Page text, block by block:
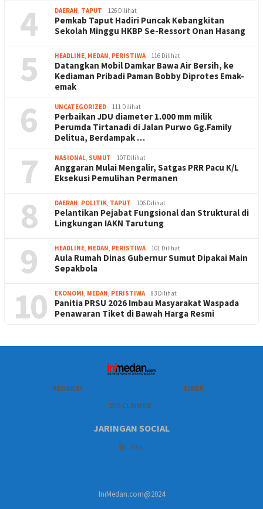
4 DAERAH, TAPUT 126 Dilihat
Pemkab Taput Hadiri Puncak Kebangkitan
Sekolah Minggu HKBP Se-Ressort Onan Hasang
5 HEADLINE, MEDAN, PERISTIWA 116 Dilihat
Datangkan Mobil Damkar Bawa Air Bersih, ke
Kediaman Pribadi Paman Bobby Diprotes Emak-
emak
6 UNCATEGORIZED 111 Dilihat
Perbaikan JDU diameter 1.000 mm milik
Perumda Tirtanadi di Jalan Purwo Gg.Family
Delitua, Berdampak …
7 NASIONAL, SUMUT 107 Dilihat
Anggaran Mulai Mengalir, Satgas PRR Pacu K/L
Eksekusi Pemulihan Permanen
8 DAERAH, POLITIK, TAPUT 106 Dilihat
Pelantikan Pejabat Fungsional dan Struktural di
Lingkungan IAKN Tarutung
9 HEADLINE, MEDAN, PERISTIWA 101 Dilihat
Aula Rumah Dinas Gubernur Sumut Dipakai Main
Sepakbola
10 EKONOMI, MEDAN, PERISTIWA 83 Dilihat
Panitia PRSU 2026 Imbau Masyarakat Waspada
Penawaran Tiket di Bawah Harga Resmi
REDAKSI
SIBER
DISCLAIMER
JARINGAN SOCIAL
RSS
IniMedan.com@2024